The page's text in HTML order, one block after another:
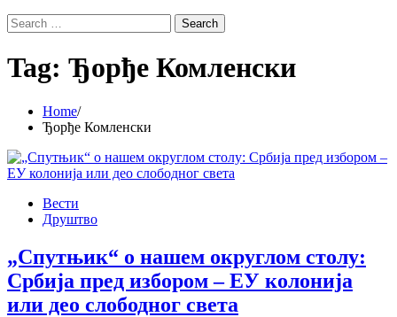
Search
for:
Tag: Ђорђе Комленски
Home
Ђорђе Комленски
Вести
Друштво
„Спутњик“ о нашем округлом столу:
Србија пред избором – ЕУ колонија
или део слободног света